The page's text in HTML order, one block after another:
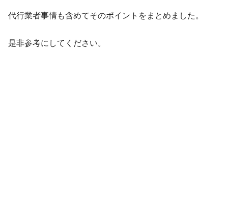
代行業者事情も含めてそのポイントをまとめました。
是非参考にしてください。